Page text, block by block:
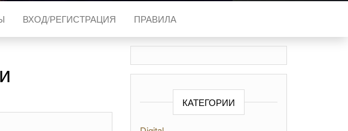
ВХОД/РЕГИСТРАЦИЯ ПРАВИЛА
КАТЕГОРИИ